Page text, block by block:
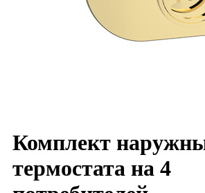
Комплект
термостата на 4